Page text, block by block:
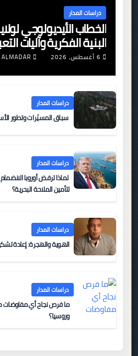
دراسات المدار
الخطاب الأيديولوجي
البنية الفكرية وآليات
6 أغسطس، 2026 ALMADAR
دراسات المدار
سباق المسيّرات وتطور
دراسات المدار
لماذا ترفض أوروبا
لتأمين الملاحة البحرية؟
دراسات المدار
الهوية والهجرة: إعادة
دراسات المدار
ما فرص نجاح أي مفاوضات
وروسيا؟